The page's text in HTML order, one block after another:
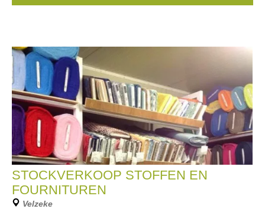
STOCKVERKOOP STOFFEN EN
FOURNITUREN
Velzeke